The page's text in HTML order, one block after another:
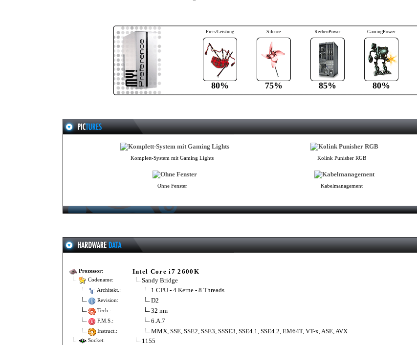
Preis/Leistung
80%
Silence
75%
RechenPower
85%
GamingPower
80%
Komplett-System mit Gaming Lights Kolink Punisher RGB
Ohne Fenster Kabelmanagement
Prozessor: Intel Core i7 2600K
Codename: Sandy Bridge
Architekt.: 1 CPU - 4 Kerne - 8 Threads
Revision: D2
Tech.: 32 nm
F.M.S.: 6.A.7
Instruct.: MMX, SSE, SSE2, SSE3, SSSE3, SSE4.1, SSE4.2, EM64T, VT-x, ASE, AVX
Socket: 1155